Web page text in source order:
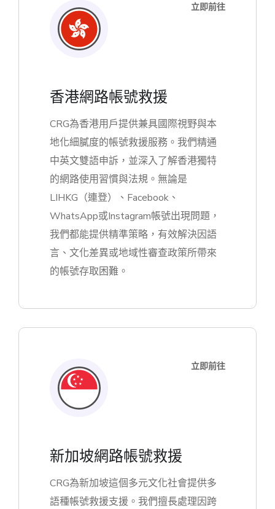
立即前往
香港網路帳號救援
CRG為香港用戶提供兼具國際視野與本
地化細膩度的帳號救援服務。我們精通
中英文雙語申訴，並深入了解香港獨特
的網路使用習慣與法規。無論是
LIHKG（連登）、Facebook、
WhatsApp或Instagram帳號出現問題，
我們都能提供精準策略，有效解決因語
言、文化差異或地域性審查政策所帶來
的帳號存取困難。
立即前往
新加坡網路帳號救援
CRG為新加坡這個多元文化社會提供多
語種帳號救援支援。我們擅長處理因跨